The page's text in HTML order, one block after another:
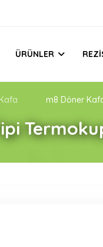
ÜRÜNLER
m8 Döner